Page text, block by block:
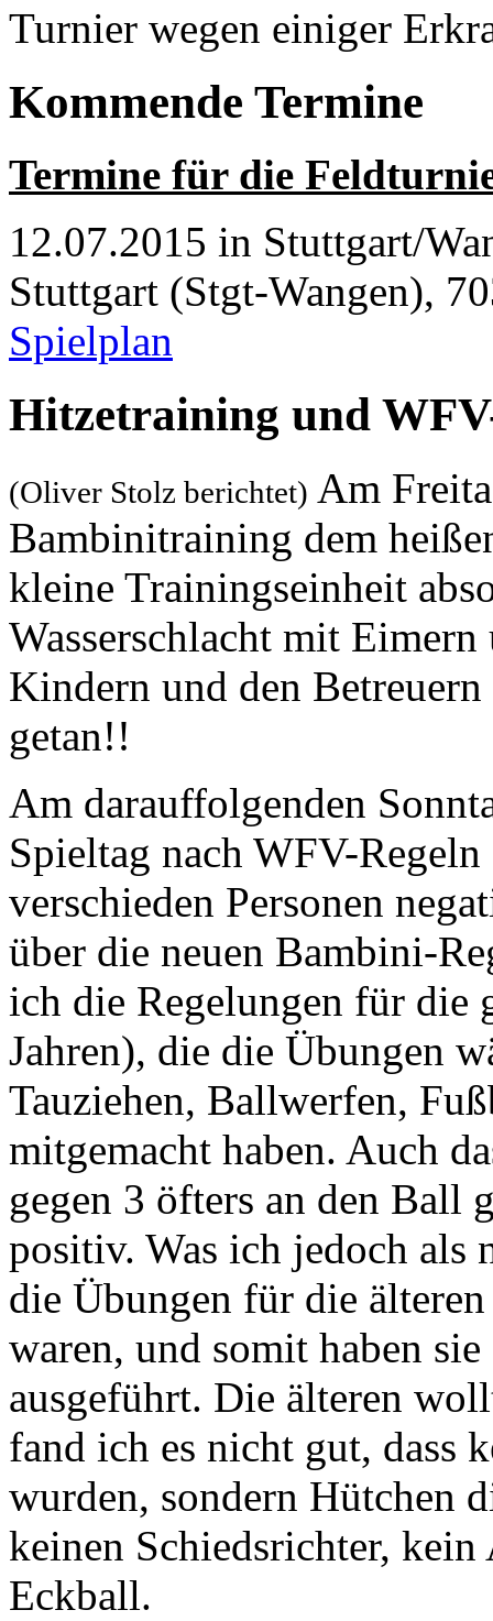
Turnier wegen einiger
Kommende Termine
Termine für die
12.07.2015 in Stuttgart/
Stuttgart (Stgt-Wangen),
Spielplan
Hitzetraining und
(Oliver Stolz berichtet) Am
Bambinitraining dem
kleine Trainingseinheit
Wasserschlacht mit
Kindern und den
getan!!
Am darauffolgenden
Spieltag nach WFV-
verschieden Personen
über die neuen Bambini-
ich die Regelungen für die
Jahren), die die Übungen
Tauziehen, Ballwerfen,
mitgemacht haben. Auch
gegen 3 öfters an den Ball
positiv. Was ich jedoch als
die Übungen für die
waren, und somit haben
ausgeführt. Die älteren
fand ich es nicht gut, dass
wurden, sondern Hütchen
keinen Schiedsrichter,
Eckball.